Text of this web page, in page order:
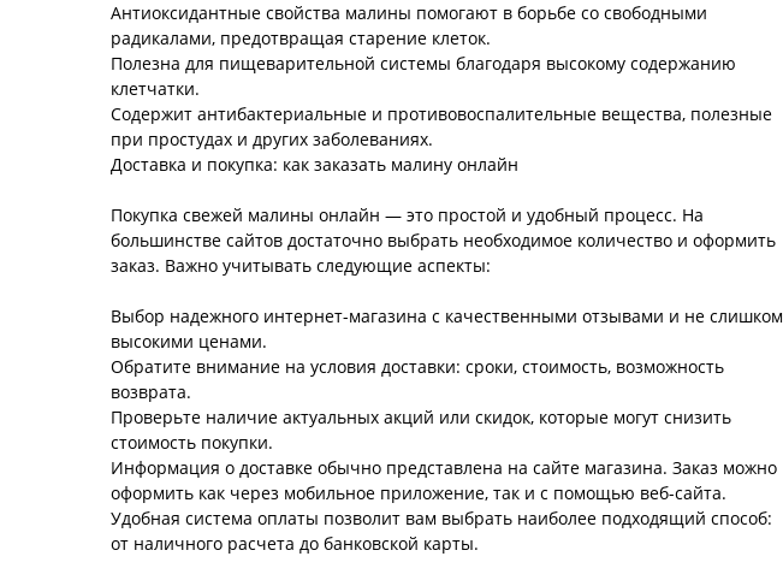
Антиоксидантные свойства малины помогают в борьбе со свободными
радикалами, предотвращая старение клеток.
Полезна для пищеварительной системы благодаря высокому содержанию
клетчатки.
Содержит антибактериальные и противовоспалительные вещества, полезные
при простудах и других заболеваниях.
Доставка и покупка: как заказать малину онлайн
Покупка свежей малины онлайн — это простой и удобный процесс. На
большинстве сайтов достаточно выбрать необходимое количество и оформить
заказ. Важно учитывать следующие аспекты:
Выбор надежного интернет-магазина с качественными отзывами и не слишком
высокими ценами.
Обратите внимание на условия доставки: сроки, стоимость, возможность
возврата.
Проверьте наличие актуальных акций или скидок, которые могут снизить
стоимость покупки.
Информация о доставке обычно представлена на сайте магазина. Заказ можно
оформить как через мобильное приложение, так и с помощью веб-сайта.
Удобная система оплаты позволит вам выбрать наиболее подходящий способ:
от наличного расчета до банковской карты.